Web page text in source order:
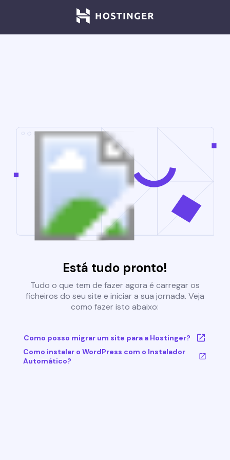
Está tudo pronto!
Tudo o que tem de fazer agora é carregar os
ficheiros do seu site e iniciar a sua jornada. Veja
como fazer isto abaixo:
Como posso migrar um site para a Hostinger?
Como instalar o WordPress com o Instalador
Automático?